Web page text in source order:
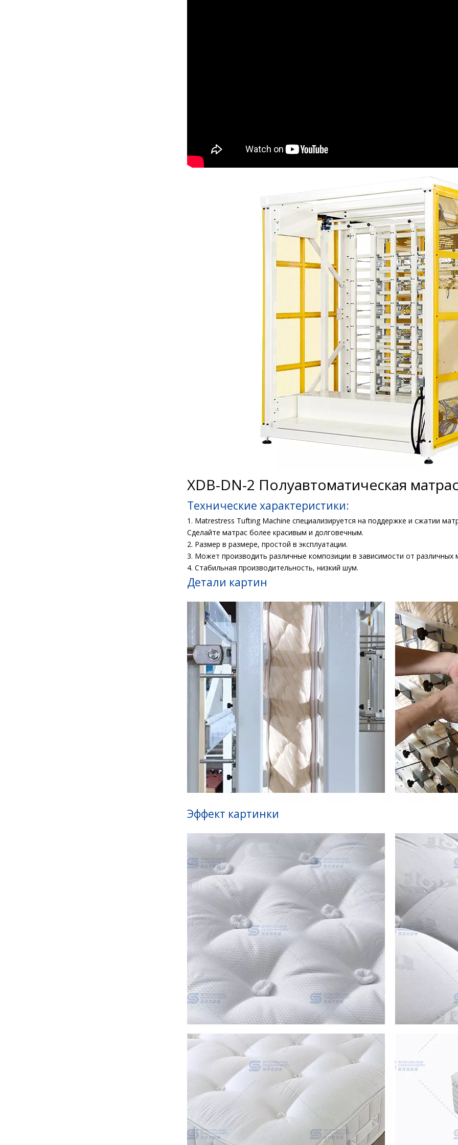
XDB-DN-2 Полуавтоматическая
Технические характеристики:
1. Matrestress Tufting Machine специализируется на поддержке и сжатии
Сделайте матрас более красивым и долговечным.
2. Размер в размере, простой в эксплуатации.
3. Может производить различные композиции в зависимости от различных
4. Стабильная производительность, низкий шум.
Детали картин
Эффект картинки